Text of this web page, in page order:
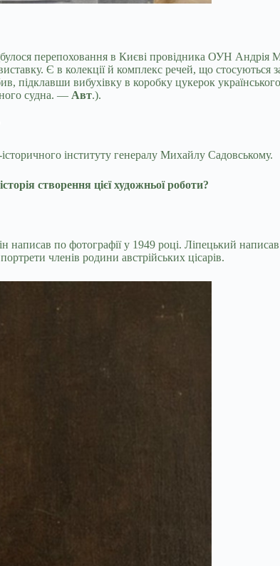
перепоховання в Києві провідника ОУН Андрія
Є в колекції й комплекс речей, що
підклавши вибухівку в коробку цукерок
судна. — Авт.).
інституту генералу Михайлу Садовському.
створення цієї художньої роботи?
по фотографії у 1949 році. Ліпецький
членів родини австрійських цісарів.